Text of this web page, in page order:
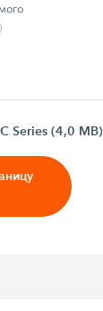
Series (4,0 MB)